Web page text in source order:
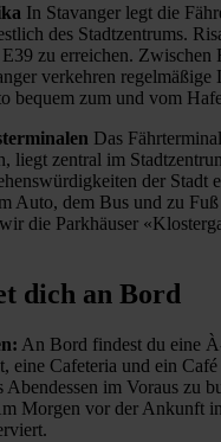
In Stavanger legt die
des Stadtzentrums.
zu erreichen. Zwischen
verkehren regelmäßige
bequem zum und vom
Das
liegt zentral im
der Stadt
Auto, dem Bus und zu
die Parkhäuser
dich an Bord
An Bord findest du eine
eine Cafeteria und ein
Abendessen im Voraus zu
Morgen vor der Ankunft